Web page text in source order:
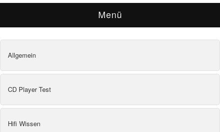
Menü
Allgemein
CD Player Test
Hifi Wissen